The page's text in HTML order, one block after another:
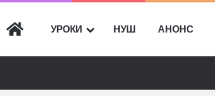
ГОЛОВНА
УРОКИ НУШ АНОНС